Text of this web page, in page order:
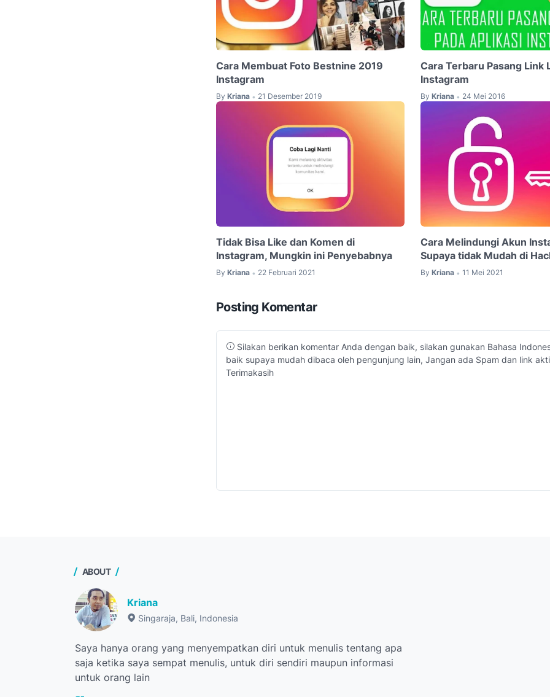
Cara Membuat Foto Bestnine 2019
Instagram
By Kriana • 21 Desember 2019
Cara Terbaru Pasang Link
Instagram
By Kriana • 24 Mei 2016
Tidak Bisa Like dan Komen di
Instagram, Mungkin ini Penyebabnya
By Kriana • 22 Februari 2021
Cara Melindungi Akun
Supaya tidak Mudah di
By Kriana • 11 Mei 2021
Posting Komentar
Silakan berikan komentar Anda dengan baik, silakan gunakan Bahasa
baik supaya mudah dibaca oleh pengunjung lain, Jangan ada Spam dan link
Terimakasih
ABOUT
Kriana
Singaraja, Bali, Indonesia
Saya hanya orang yang menyempatkan diri untuk menulis tentang apa
saja ketika saya sempat menulis, untuk diri sendiri maupun informasi
untuk orang lain